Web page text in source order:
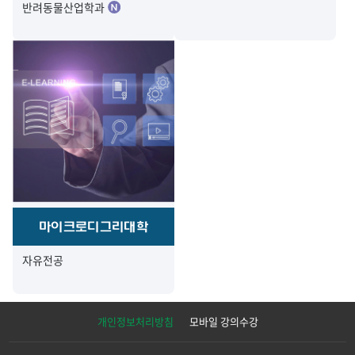
반려동물산업학과
마이크로디그리대학
자유전공
개인정보처리방침 모바일 강의수강